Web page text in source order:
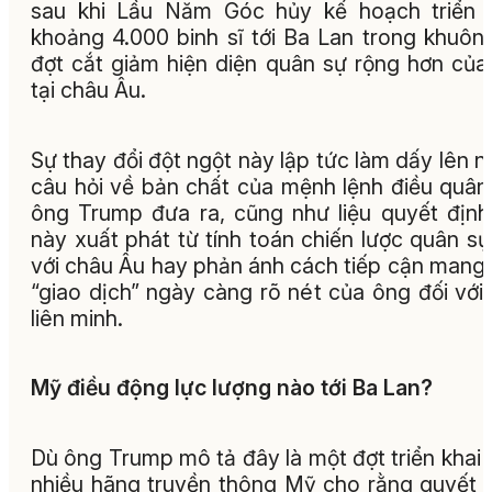
sau khi Lầu Năm Góc hủy kế hoạch triển
khoảng 4.000 binh sĩ tới Ba Lan trong khuôn
đợt cắt giảm hiện diện quân sự rộng hơn
tại châu Âu.
Sự thay đổi đột ngột này lập tức làm dấy lên
câu hỏi về bản chất của mệnh lệnh điều
ông Trump đưa ra, cũng như liệu quyết
này xuất phát từ tính toán chiến lược quân
với châu Âu hay phản ánh cách tiếp cận mang
“giao dịch” ngày càng rõ nét của ông đối với
liên minh.
Mỹ điều động lực lượng nào tới Ba Lan?
Dù ông Trump mô tả đây là một đợt triển khai
nhiều hãng truyền thông Mỹ cho rằng quyết